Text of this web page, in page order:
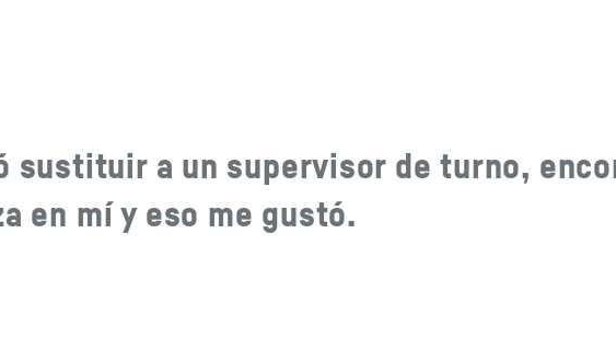
sustituir a un supervisor de turno,
en mí y eso me gustó.